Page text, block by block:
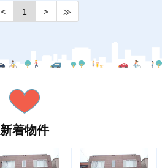
< 1 > ≫
新着物件